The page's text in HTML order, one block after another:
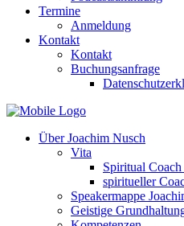
Termine
Anmeldung
Kontakt
Kontakt
Buchungsanfrage
Über Joachim Nusch
Vita
Spiritual
spiritueller
Speakermappe
Geistige